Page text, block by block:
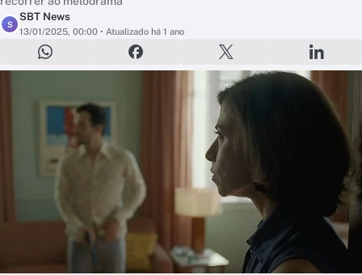
S
SBT News
13/01/2025, 00:00 • Atualizado há 1 ano